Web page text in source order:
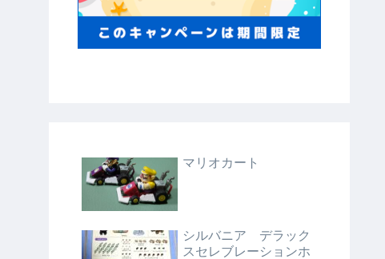
マリオカート
シルバニア デラック
スセレブレーションホ